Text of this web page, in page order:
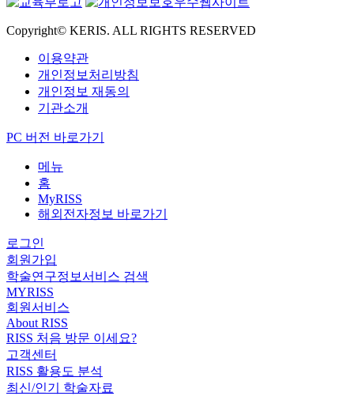
Copyright© KERIS. ALL RIGHTS RESERVED
이용약관
개인정보처리방침
개인정보 재동의
기관소개
PC 버전 바로가기
메뉴
홈
MyRISS
해외전자정보 바로가기
로그인
회원가입
학술연구정보서비스 검색
MYRISS
회원서비스
About RISS
RISS 처음 방문 이세요?
고객센터
RISS 활용도 분석
최신/인기 학술자료